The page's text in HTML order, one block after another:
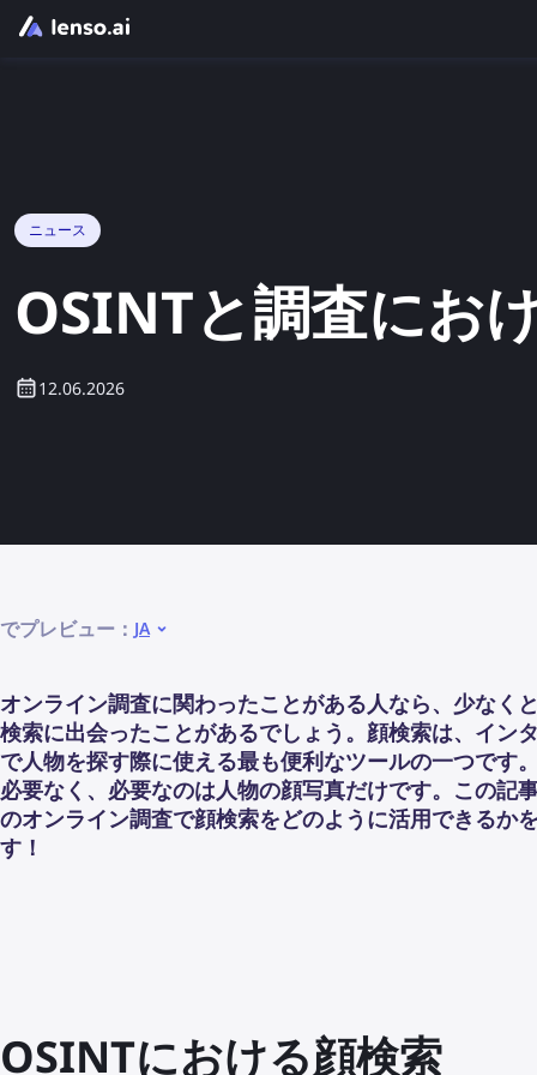
ニュース
OSINTと調査にお
12.06.2026
でプレビュー： JA
オンライン調査に関わったことがある人なら、少なく
検索に出会ったことがあるでしょう。顔検索は、イン
で人物を探す際に使える最も便利なツールの一つです
必要なく、必要なのは人物の顔写真だけです。この記
のオンライン調査で顔検索をどのように活用できるか
す！
OSINTにおける顔検索